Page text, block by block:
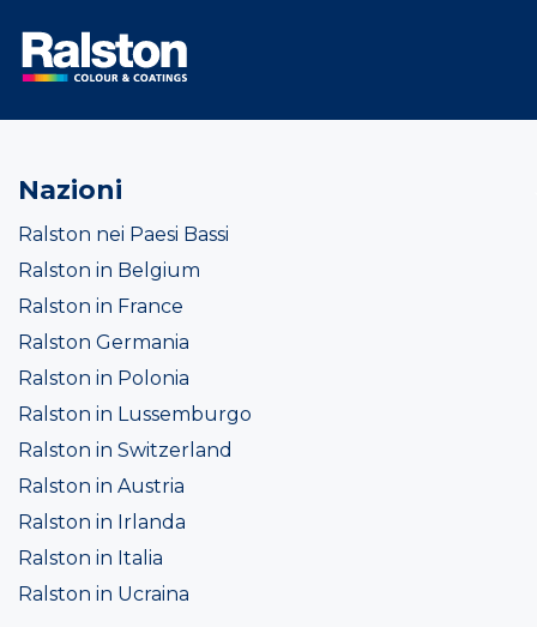
Nazioni
Ralston nei Paesi Bassi
Ralston in Belgium
Ralston in France
Ralston Germania
Ralston in Polonia
Ralston in Lussemburgo
Ralston in Switzerland
Ralston in Austria
Ralston in Irlanda
Ralston in Italia
Ralston in Ucraina